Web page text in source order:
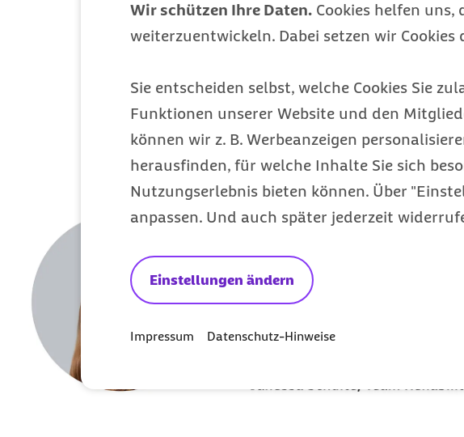
Wir schützen Ihre Daten. Cookies helfen uns,
weiterzuentwickeln. Dabei setzen wir
Sie entscheiden selbst, welche Cookies Sie
Funktionen unserer Website und den
können wir z. B. Werbeanzeigen
herausfinden, für welche Inhalte Sie sich
Nutzungserlebnis bieten können. Über
anpassen. Und auch später jederzeit
Einstellungen ändern
Impressum Datenschutz-Hinweise